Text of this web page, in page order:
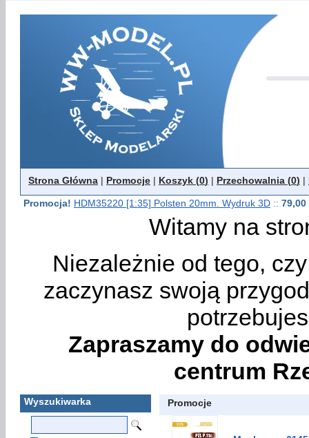
Strona Główna | Promocje | Koszyk (0) | Przechowalnia (0) |
Promocja! HDM35220 [1:35] Polsten 20mm. Wydruk 3D :: 79,00
Witamy na
Niezależnie od tego,
zaczynasz swoją
Zapraszamy do
centrum
Wyszukiwarka Promocje